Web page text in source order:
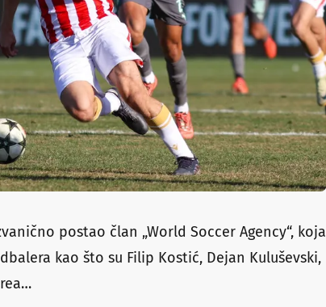
postao član „World Soccer Agency“, koja
kao što su Filip Kostić, Dejan Kuluševski,